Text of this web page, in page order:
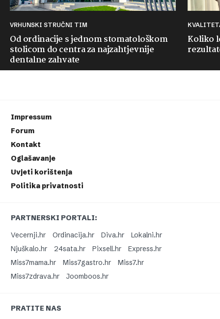
VRHUNSKI STRUČNI TIM
Od ordinacije s jednom stomatološkom
stolicom do centra za najzahtjevnije
dentalne zahvate
Koliko
Impressum
Forum
Kontakt
Oglašavanje
Uvjeti korištenja
Politika privatnosti
PARTNERSKI PORTALI:
Vecernji.hr
Ordinacija.hr Diva.hr
Lokalni.hr
Njuškalo.hr
24sata.hr Pixsell.hr
Express.hr
Miss7mama.hr
Miss7gastro.hr
Miss7.hr
Miss7zdrava.hr
Joomboos.hr
PRATITE NAS